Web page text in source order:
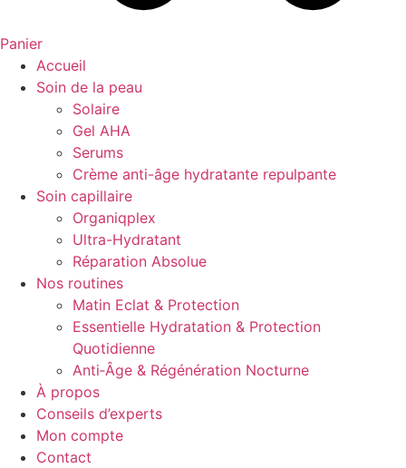
Panier
Accueil
Soin de la peau
Solaire
Gel AHA
Serums
Crème anti-âge hydratante repulpante
Soin capillaire
Organiqplex
Ultra-Hydratant
Réparation Absolue
Nos routines
Matin Eclat & Protection
Essentielle Hydratation & Protection
Quotidienne
Anti‑Âge & Régénération Nocturne
À propos
Conseils d’experts
Mon compte
Contact